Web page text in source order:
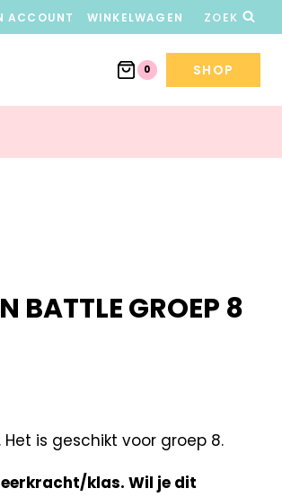
ACCOUNT WINKELWAGEN ZOEK
0 SHOP
BATTLE GROEP 8
is geschikt voor groep 8.
klas. Wil je dit